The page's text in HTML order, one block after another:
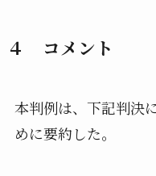
４ コメント
本判例は、下記判決
めに要約した。